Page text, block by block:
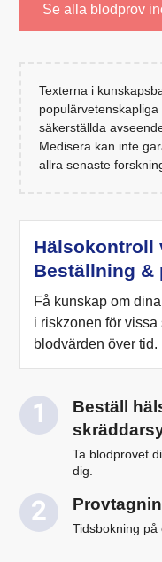
Se alla blodprov
Texterna i
säkerställda
Medisera kan inte
allra senaste
Hälsokontroll
Beställning &
Få kunskap om
i riskzonen för
blodvärden över tid.
Beställ
Ta blodprovet
dig.
Tidsbokning på